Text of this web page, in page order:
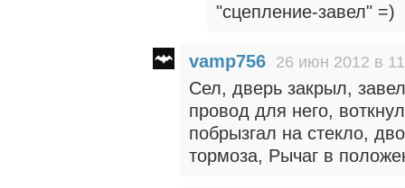
"сцепление-завел" =)
vamp756 26 июн 2012 в
Сел, дверь закрыл,
провод для него,
побрызгал на стекло,
тормоза, Рычаг в